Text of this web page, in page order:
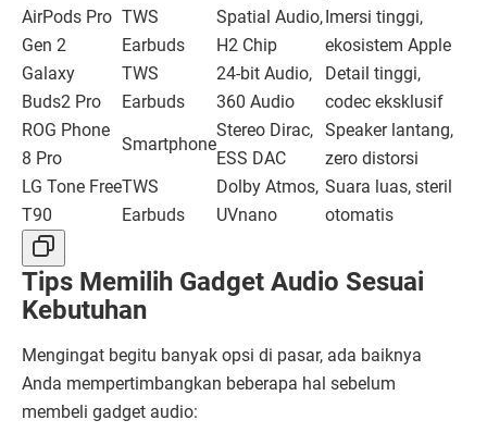
AirPods Pro
Gen 2
TWS
Earbuds
Spatial Audio,
H2 Chip
Imersi tinggi,
ekosistem Apple
Galaxy
Buds2 Pro
TWS
Earbuds
24-bit Audio,
360 Audio
Detail tinggi,
codec eksklusif
ROG Phone
8 Pro
Smartphone
Stereo Dirac,
ESS DAC
Speaker lantang,
zero distorsi
LG Tone Free
T90
TWS
Earbuds
Dolby Atmos,
UVnano
Suara luas, steril
otomatis
Tips Memilih Gadget Audio Sesuai
Kebutuhan
Mengingat begitu banyak opsi di pasar, ada baiknya
Anda mempertimbangkan beberapa hal sebelum
membeli gadget audio: